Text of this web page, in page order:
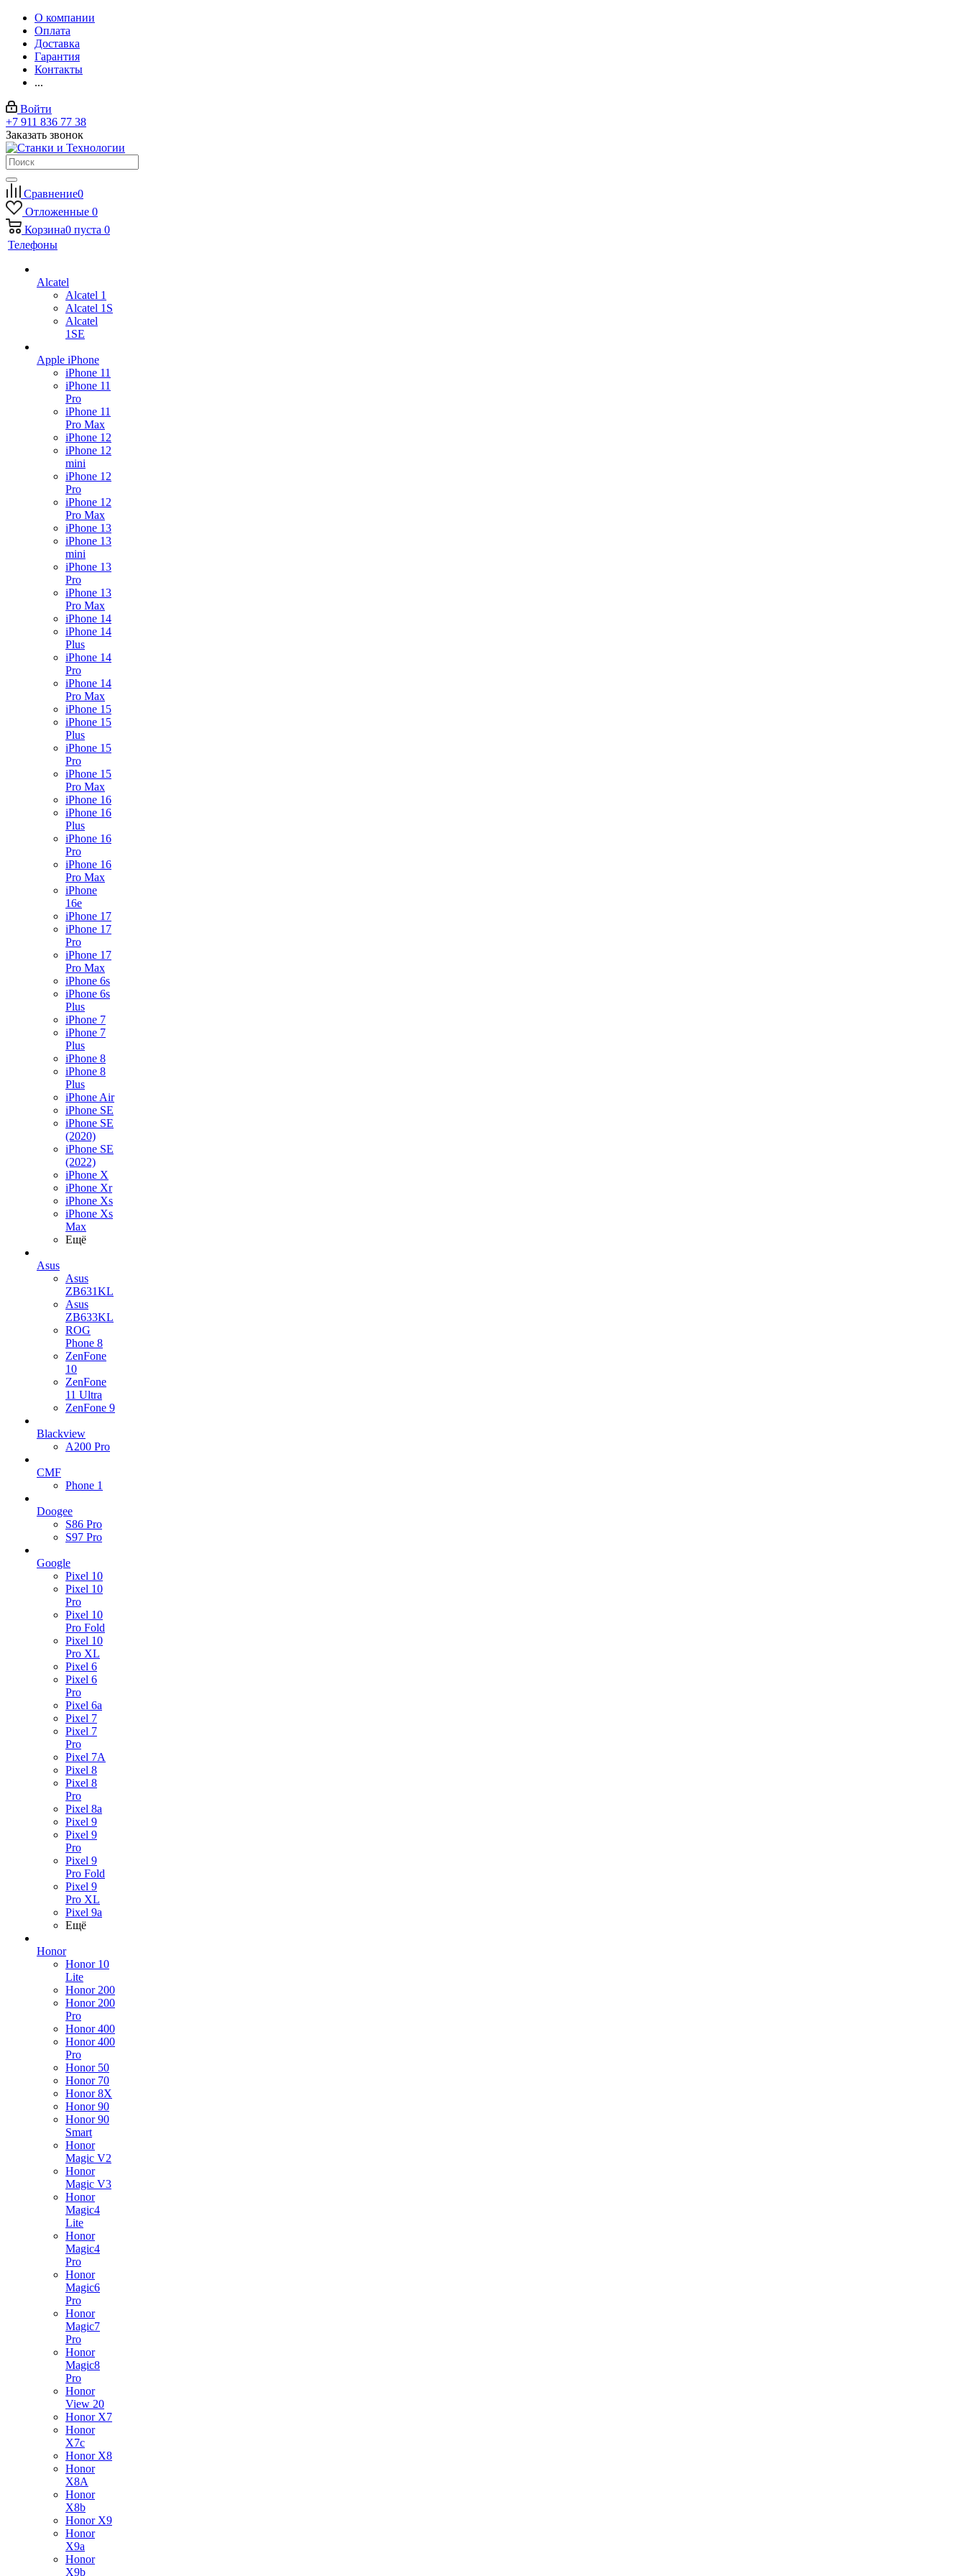
О компании
Оплата
Доставка
Гарантия
Контакты
...
Войти
+7 911 836 77 38
Заказать звонок
Сравнение0
Отложенные 0
Корзина0 пуста 0
Телефоны
Alcatel
Alcatel 1
Alcatel 1S
Alcatel
1SE
Apple iPhone
iPhone 11
iPhone 11
Pro
iPhone 11
Pro Max
iPhone 12
iPhone 12
mini
iPhone 12
Pro
iPhone 12
Pro Max
iPhone 13
iPhone 13
mini
iPhone 13
Pro
iPhone 13
Pro Max
iPhone 14
iPhone 14
Plus
iPhone 14
Pro
iPhone 14
Pro Max
iPhone 15
iPhone 15
Plus
iPhone 15
Pro
iPhone 15
Pro Max
iPhone 16
iPhone 16
Plus
iPhone 16
Pro
iPhone 16
Pro Max
iPhone
16e
iPhone 17
iPhone 17
Pro
iPhone 17
Pro Max
iPhone 6s
iPhone 6s
Plus
iPhone 7
iPhone 7
Plus
iPhone 8
iPhone 8
Plus
iPhone Air
iPhone SE
iPhone SE
(2020)
iPhone SE
(2022)
iPhone X
iPhone Xr
iPhone Xs
iPhone Xs
Max
Ещё
Asus
Asus
ZB631KL
Asus
ZB633KL
ROG
Phone 8
ZenFone
10
ZenFone
11 Ultra
ZenFone 9
Blackview
A200 Pro
CMF
Phone 1
Doogee
S86 Pro
S97 Pro
Google
Pixel 10
Pixel 10
Pro
Pixel 10
Pro Fold
Pixel 10
Pro XL
Pixel 6
Pixel 6
Pro
Pixel 6a
Pixel 7
Pixel 7
Pro
Pixel 7A
Pixel 8
Pixel 8
Pro
Pixel 8a
Pixel 9
Pixel 9
Pro
Pixel 9
Pro Fold
Pixel 9
Pro XL
Pixel 9a
Ещё
Honor
Honor 10
Lite
Honor 200
Honor 200
Pro
Honor 400
Honor 400
Pro
Honor 50
Honor 70
Honor 8X
Honor 90
Honor 90
Smart
Honor
Magic V2
Honor
Magic V3
Honor
Magic4
Lite
Honor
Magic4
Pro
Honor
Magic6
Pro
Honor
Magic7
Pro
Honor
Magic8
Pro
Honor
View 20
Honor X7
Honor
X7c
Honor X8
Honor
X8A
Honor
X8b
Honor X9
Honor
X9a
Honor
X9b